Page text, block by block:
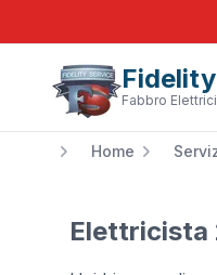
Fidelity
Fabbro
Home
Elettricista